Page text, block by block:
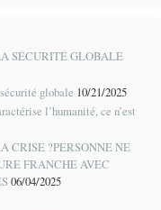
SÉCURITÉ GLOBALE
globale 10/21/2025
l’humanité, ce n’est
CRISE ?PERSONNE NE
FRANCHE AVEC
06/04/2025